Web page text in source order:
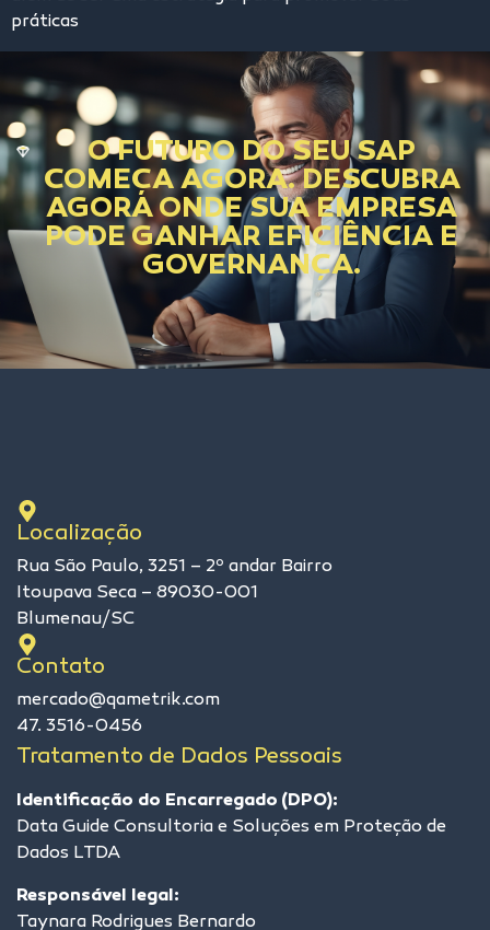
práticas
O FUTURO DO SEU SAP
COMEÇA AGORA. DESCUBRA
AGORA ONDE SUA EMPRESA
PODE GANHAR EFICIÊNCIA E
GOVERNANÇA.
Localização
Rua São Paulo, 3251 – 2º andar Bairro
Itoupava Seca – 89030-001
Blumenau/SC
Contato
mercado@qametrik.com
47. 3516-0456
Tratamento de Dados Pessoais
Identificação do Encarregado (DPO):
Data Guide Consultoria e Soluções em Proteção de
Dados LTDA
Responsável legal:
Taynara Rodrigues Bernardo